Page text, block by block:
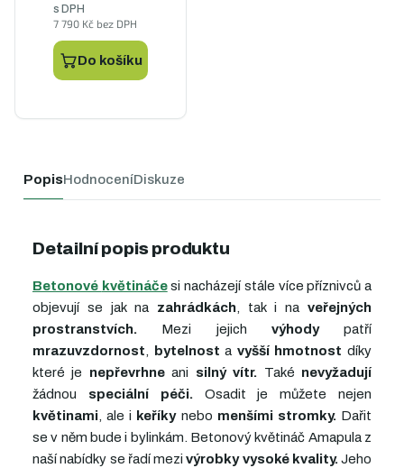
7 790 Kč bez DPH
s DPH
Do košíku
PopisHodnoceníDiskuze
Detailní popis produktu
Betonové květináčesi nacházejí stále více příznivců a
objevují se jak na zahrádkách, tak i na veřejných
prostranstvích. Mezi jejich výhodypatří
mrazuvzdornost, bytelnost a vyšší hmotnost díky
které je nepřevrhneani silný vítr. Také nevyžadují
žádnou speciální péči.Osadit je můžete nejen
květinami, ale i keříkynebo menšími stromky. Dařit
se v něm bude i bylinkám. Betonový květináč Amapula z
naší nabídky se řadí mezivýrobky vysoké kvality.Jeho